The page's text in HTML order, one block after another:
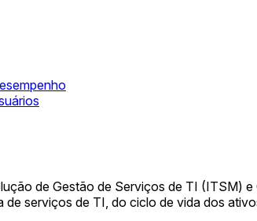
de Gestão de Serviços de TI (ITSM)
serviços de TI, do ciclo de vida dos